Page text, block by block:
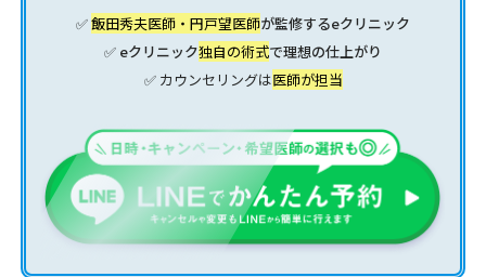
✅飯田秀夫医師・円戸望医師が監修するeクリニック
✅ eクリニック独自の術式で理想の仕上がり
✅ カウンセリングは医師が担当